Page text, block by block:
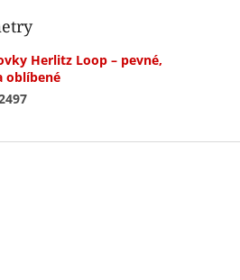
Herlitz Loop – pevné,
oblíbené